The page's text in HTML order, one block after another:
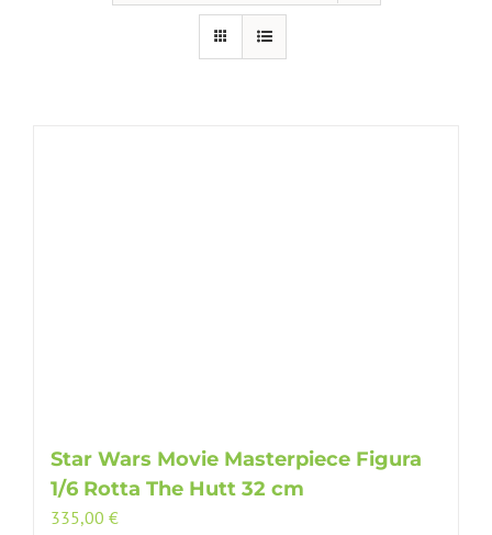
Star Wars Movie Masterpiece Figura
1/6 Rotta The Hutt 32 cm
335,00 €